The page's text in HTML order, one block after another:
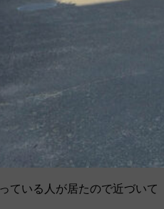
ている人が居たので近づいて